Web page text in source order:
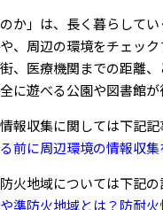
のか」は、長く暮らして
、周辺の環境をチェッ
、医療機関までの距離
に遊べる公園や図書館が
報収集に関しては下記記
前に周辺環境の情報収
火地域については下記の
準防火地域とは？防耐